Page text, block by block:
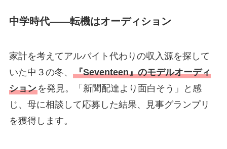
中学時代――転機はオーディション
家計を考えてアルバイト代わりの収入源を探して
いた中３の冬、 『Seventeen』のモデルオーディ
ションを発見。「新聞配達より面白そう」と感
じ、母に相談して応募した結果、見事グランプリ
を獲得します。